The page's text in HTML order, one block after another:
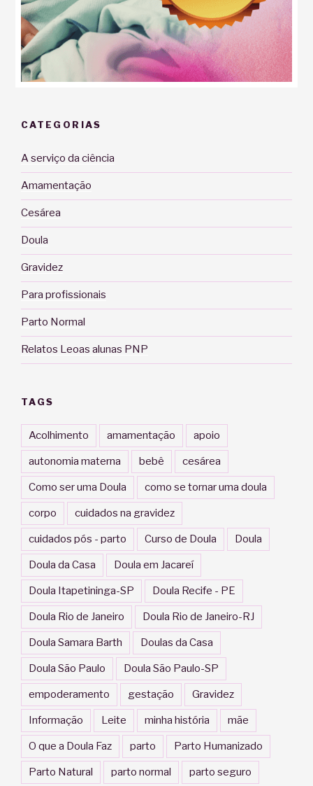
CATEGORIAS
A serviço da ciência
Amamentação
Cesárea
Doula
Gravidez
Para profissionais
Parto Normal
Relatos Leoas alunas PNP
TAGS
Acolhimento amamentação apoio
autonomia materna bebê cesárea
Como ser uma Doula como se tornar uma doula
corpo cuidados na gravidez
cuidados pós - parto Curso de Doula Doula
Doula da Casa Doula em Jacareí
Doula Itapetininga-SP Doula Recife - PE
Doula Rio de Janeiro Doula Rio de Janeiro-RJ
Doula Samara Barth Doulas da Casa
Doula São Paulo Doula São Paulo-SP
empoderamento gestação Gravidez
Informação Leite minha história mãe
O que a Doula Faz parto Parto Humanizado
Parto Natural parto normal parto seguro